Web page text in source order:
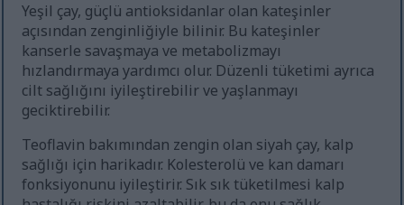
Yeşil çay, güçlü antioksidanlar olan kateşinler
açısından zenginliğiyle bilinir. Bu kateşinler
kanserle savaşmaya ve metabolizmayı
hızlandırmaya yardımcı olur. Düzenli tüketimi ayrıca
cilt sağlığını iyileştirebilir ve yaşlanmayı
geciktirebilir.
Teoflavin bakımından zengin olan siyah çay, kalp
sağlığı için harikadır. Kolesterolü ve kan damarı
fonksiyonunu iyileştirir. Sık sık tüketilmesi kalp